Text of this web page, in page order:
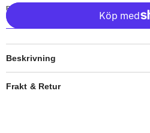
Beskrivning
Frakt & Retur